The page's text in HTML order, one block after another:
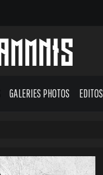
GALERIES PHOTOS EDITOS